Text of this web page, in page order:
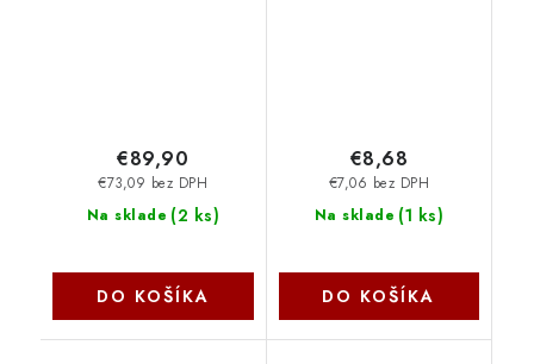
Na sklade (2 ks)
€73,09 bez DPH
€89,90
DO KOŠÍKA
Na sklade (1 ks)
€7,06 bez DPH
€8,68
DO KOŠÍKA